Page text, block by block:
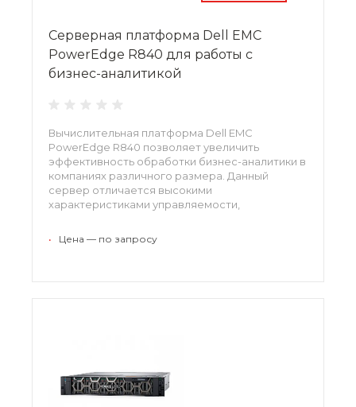
Серверная платформа Dell EMC
PowerEdge R840 для работы с
бизнес-аналитикой
Вычислительная платформа Dell EMC
PowerEdge R840 позволяет увеличить
эффективность обработки бизнес-аналитики в
компаниях различного размера. Данный
сервер отличается высокими
характеристиками управляемости,
Intel Xeon и оперативной памятью последнего
• Цена — по запросу